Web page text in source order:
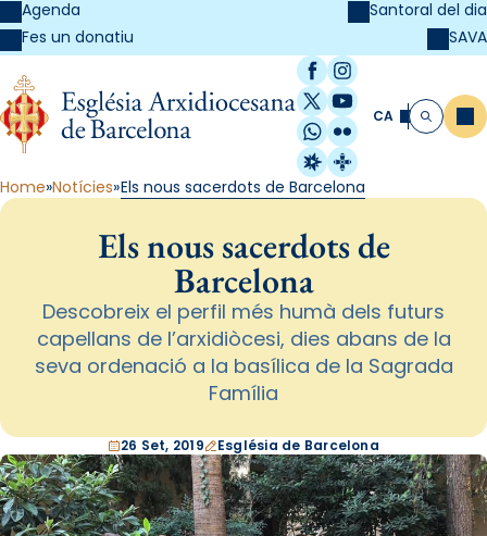
Agenda
Fes un donatiu
Santoral del dia
SAVA
Facebook
Instagram
X / Twitter
YouTube
WhatsApp
Flickr
Radio Estel
Catalunya
CA Cerca
Home Notícies Els nous sacerdots de Barcelona
Els nous sacerdots de
Barcelona
Descobreix el perfil més humà dels futurs
capellans de l’arxidiòcesi, dies abans de la
seva ordenació a la basílica de la Sagrada
Família
26 Set, 2019 Església de Barcelona